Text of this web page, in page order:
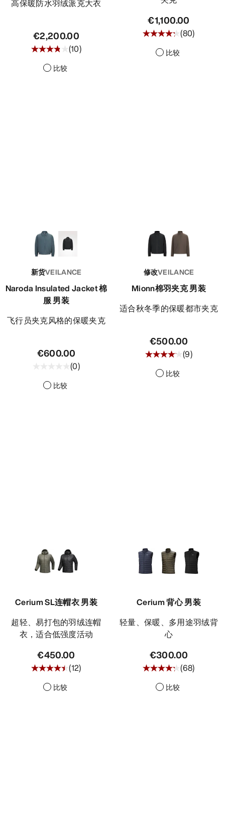
高保暖防水羽绒派克大衣
€2,200.00
(10)
比较
€1,100.00
(80)
比较
新货VEILANCE
Naroda Insulated Jacket 棉
服 男装
飞行员夹克风格的保暖夹克
€600.00
(0)
比较
修改VEILANCE
Mionn棉羽夹克 男装
适合秋冬季的保暖都市夹克
€500.00
(9)
比较
Cerium SL连帽衣 男装
超轻、易打包的羽绒连帽
衣，适合低强度活动
€450.00
(12)
比较
Cerium 背心 男装
轻量、保暖、多用途羽绒背
心
€300.00
(68)
比较